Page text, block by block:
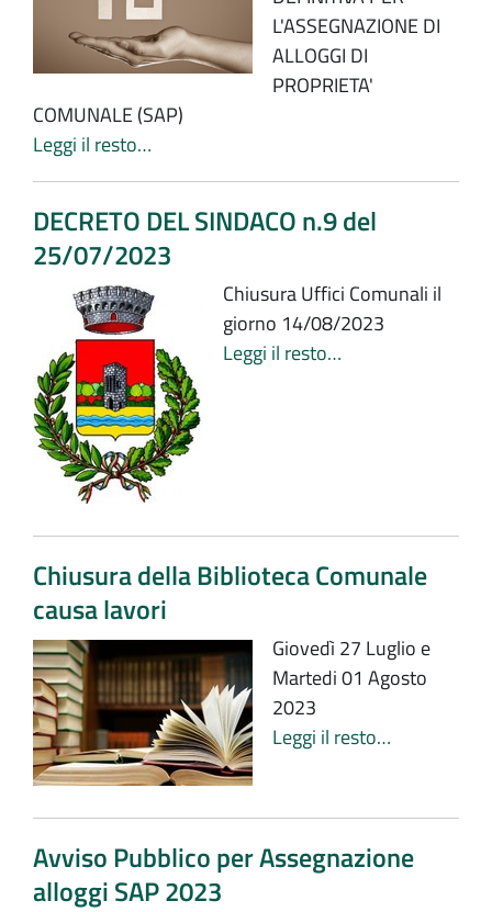
L'ASSEGNAZIONE DI
ALLOGGI DI
PROPRIETA'
COMUNALE (SAP)
Leggi il resto…
DECRETO DEL SINDACO n.9 del
25/07/2023
Chiusura Uffici Comunali il
giorno 14/08/2023
Leggi il resto…
Chiusura della Biblioteca Comunale
causa lavori
Giovedì 27 Luglio e
Martedi 01 Agosto
2023
Leggi il resto…
Avviso Pubblico per Assegnazione
alloggi SAP 2023